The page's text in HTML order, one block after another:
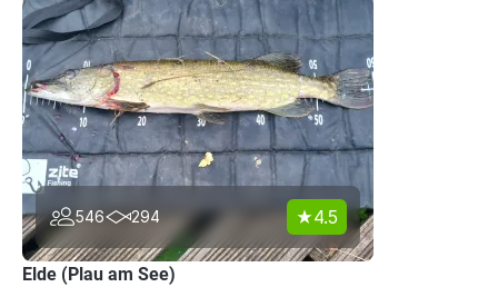
546 294 4.5
Elde (Plau am See)